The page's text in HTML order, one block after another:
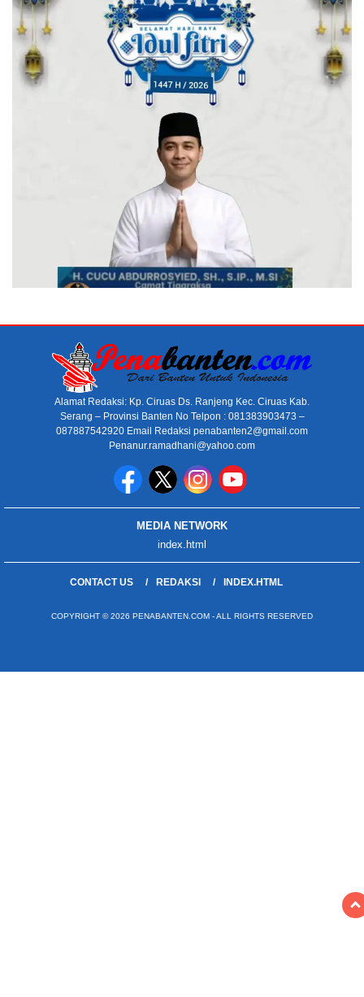
Alamat Redaksi: Kp. Ciruas Ds. Ranjeng Kec. Ciruas Kab.
Serang – Provinsi Banten No Telpon : 081383903473 –
087887542920 Email Redaksi penabanten2@gmail.com
Penanur.ramadhani@yahoo.com
MEDIA NETWORK
index.html
CONTACT US REDAKSI INDEX.HTML
COPYRIGHT © 2026 PENABANTEN.COM - ALL RIGHTS RESERVED